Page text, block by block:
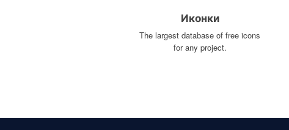
Иконки
The largest database of free icons
for any project.